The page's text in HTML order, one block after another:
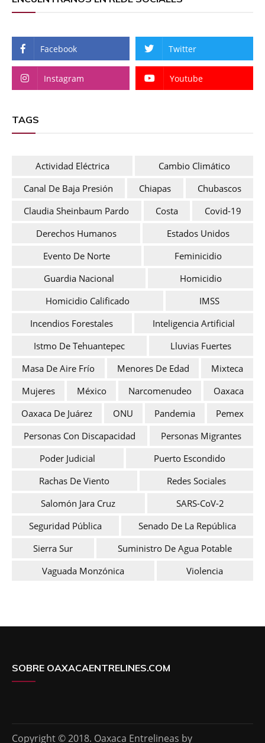
Facebook Twitter
Instagram Youtube
TAGS
Actividad Eléctrica
Cambio Climático
Canal De Baja Presión
Chiapas
Chubascos
Claudia Sheinbaum Pardo
Costa
Covid-19
Derechos Humanos
Estados Unidos
Evento De Norte
Feminicidio
Guardia Nacional
Homicidio
Homicidio Calificado
IMSS
Incendios Forestales
Inteligencia Artificial
Istmo De Tehuantepec
Lluvias Fuertes
Masa De Aire Frío
Menores De Edad
Mixteca
Mujeres
México Narcomenudeo
Oaxaca
Oaxaca De Juárez
ONU Pandemia
Pemex
Personas Con Discapacidad
Personas Migrantes
Poder Judicial
Puerto Escondido
Rachas De Viento
Redes Sociales
Salomón Jara Cruz
SARS-CoV-2
Seguridad Pública
Senado De La República
Sierra Sur
Suministro De Agua Potable
Vaguada Monzónica
Violencia
SOBRE OAXACAENTRELINES.COM
Copyright © 2018. Oaxaca Entrelineas by